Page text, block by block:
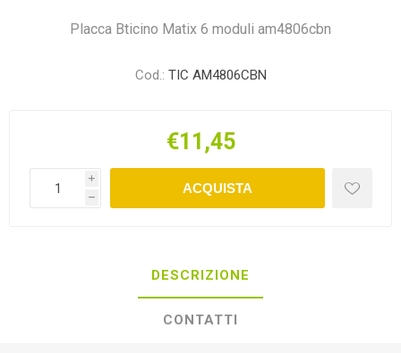
Placca Bticino Matix 6 moduli am4806cbn
Cod.: TIC AM4806CBN
€11,45
i
h
ACQUISTA
DESCRIZIONE
CONTATTI